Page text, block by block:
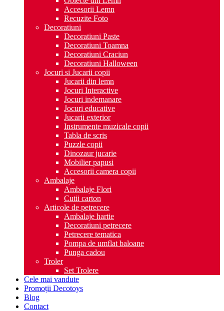
Accesorii Lemn
Recuzite Foto
Decoratiuni
Decoratiuni Paste
Decoratiuni Toamna
Decoratiuni Craciun
Decoratiuni Halloween
Jocuri si Jucarii copii
Jucarii din lemn
Jocuri Interactive
Jocuri indemanare
Jocuri educative
Jucarii exterior
Instrumente muzicale copii
Tabla de scris
Puzzle copii
Dinozaur jucarie
Mobilier papusi
Accesorii camera copii
Ambalaje
Ambalaje Flori
Cutii carton
Articole de petrecere
Ambalaje hartie
Decoratiuni petrecere
Petrecere tematica
Pompa de umflat baloane
Punga cadou
Troler
Set Trolere
Cele mai vandute
Promoții Decotoys
Blog
Contact